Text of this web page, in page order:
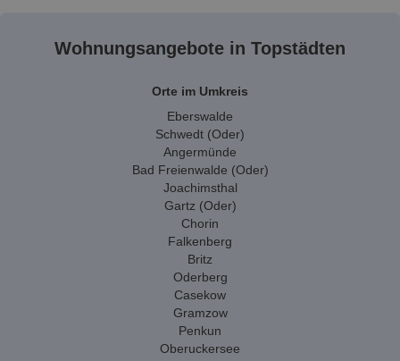
Wohnungsangebote in Topstädten
Orte im Umkreis
Eberswalde
Schwedt (Oder)
Angermünde
Bad Freienwalde (Oder)
Joachimsthal
Gartz (Oder)
Chorin
Falkenberg
Britz
Oderberg
Casekow
Gramzow
Penkun
Oberuckersee